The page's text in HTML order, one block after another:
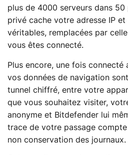
plus de 4000 serveurs dans 50
privé cache votre adresse IP
véritables, remplacées par
vous êtes connecté.
Plus encore, une fois connecté
vos données de navigation
tunnel chiffré, entre votre
que vous souhaitez visiter,
anonyme et Bitdefender lui
trace de votre passage
non conservation des journaux.